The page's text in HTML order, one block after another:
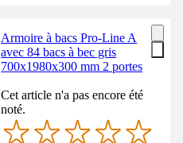
Armoire à bacs Pro-Line A
avec 84 bacs à bec gris
700x1980x300 mm 2 portes
Cet article n'a pas encore été
noté.